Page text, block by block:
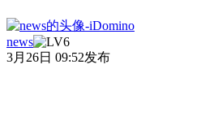
news
3月26日 09:52发布